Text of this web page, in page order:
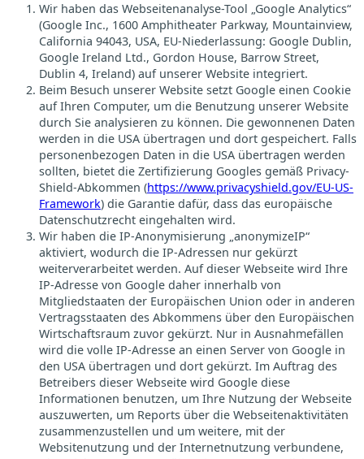
Wir haben das Webseitenanalyse-Tool „Google Analytics“
(Google Inc., 1600 Amphitheater Parkway, Mountainview,
California 94043, USA, EU-Niederlassung: Google Dublin,
Google Ireland Ltd., Gordon House, Barrow Street,
Dublin 4, Ireland) auf unserer Website integriert.
Beim Besuch unserer Website setzt Google einen Cookie
auf Ihren Computer, um die Benutzung unserer Website
durch Sie analysieren zu können. Die gewonnenen Daten
werden in die USA übertragen und dort gespeichert. Falls
personenbezogen Daten in die USA übertragen werden
sollten, bietet die Zertifizierung Googles gemäß Privacy-
Shield-Abkommen (https://www.privacyshield.gov/EU-US-
Framework) die Garantie dafür, dass das europäische
Datenschutzrecht eingehalten wird.
Wir haben die IP-Anonymisierung „anonymizeIP“
aktiviert, wodurch die IP-Adressen nur gekürzt
weiterverarbeitet werden. Auf dieser Webseite wird Ihre
IP-Adresse von Google daher innerhalb von
Mitgliedstaaten der Europäischen Union oder in anderen
Vertragsstaaten des Abkommens über den Europäischen
Wirtschaftsraum zuvor gekürzt. Nur in Ausnahmefällen
wird die volle IP-Adresse an einen Server von Google in
den USA übertragen und dort gekürzt. Im Auftrag des
Betreibers dieser Webseite wird Google diese
Informationen benutzen, um Ihre Nutzung der Webseite
auszuwerten, um Reports über die Webseitenaktivitäten
zusammenzustellen und um weitere, mit der
Websitenutzung und der Internetnutzung verbundene,